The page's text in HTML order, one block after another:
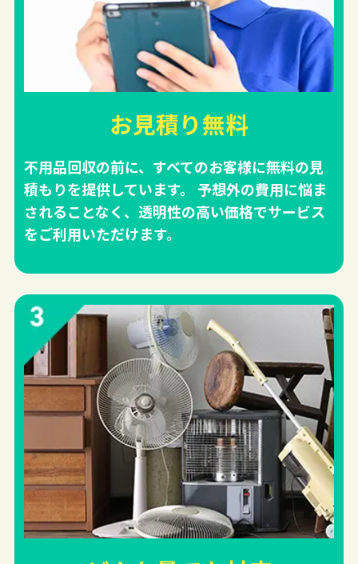
お見積り無料
不用品回収の前に、すべてのお客様に無料の見
積もりを提供しています。 予想外の費用に悩ま
されることなく、透明性の高い価格でサービス
をご利用いただけます。